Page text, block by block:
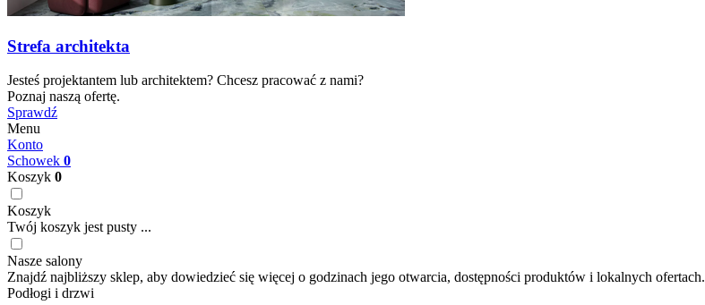
Strefa architekta
Jesteś projektantem lub architektem? Chcesz pracować z nami?
Poznaj naszą ofertę.
Sprawdź
Menu
Konto
Schowek 0
Koszyk 0
Koszyk
Twój koszyk jest pusty ...
Nasze salony
Znajdź najbliższy sklep, aby dowiedzieć się więcej o godzinach jego otwarcia, dostępności produktów i lokalnych ofertach.
Podłogi i drzwi